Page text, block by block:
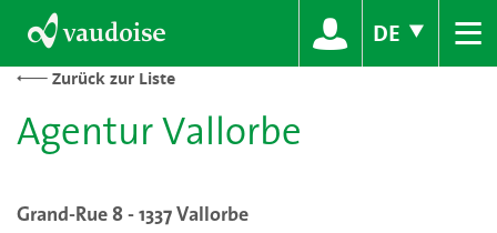
DE ≡
Zurück zur Liste
Agentur Vallorbe
Grand-Rue 8 - 1337 Vallorbe